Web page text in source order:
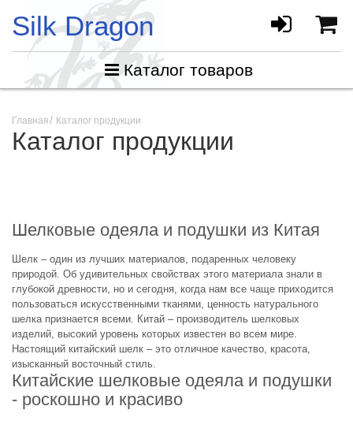
Silk Dragon
Каталог товаров
Главная Каталог продукции
Каталог продукции
Шелковые одеяла и подушки из Китая
Шелк – один из лучших материалов, подаренных человеку
природой. Об удивительных свойствах этого материала знали в
глубокой древности, но и сегодня, когда нам все чаще приходится
пользоваться искусственными тканями, ценность натурального
шелка признается всеми. Китай – производитель шелковых
изделий, высокий уровень которых известен во всем мире.
Настоящий китайский шелк – это отличное качество, красота,
изысканный восточный стиль.
Китайские шелковые одеяла и подушки
- роскошно и красиво